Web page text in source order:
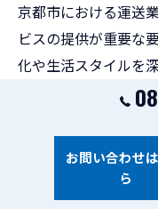
京都市における運送
ビスの提供が重要な
化や生活スタイルを
対応することが求め
は迅速な配送が求め
業者は効率的であり
ます。特に、軽貨物
お問い合わせ
ら